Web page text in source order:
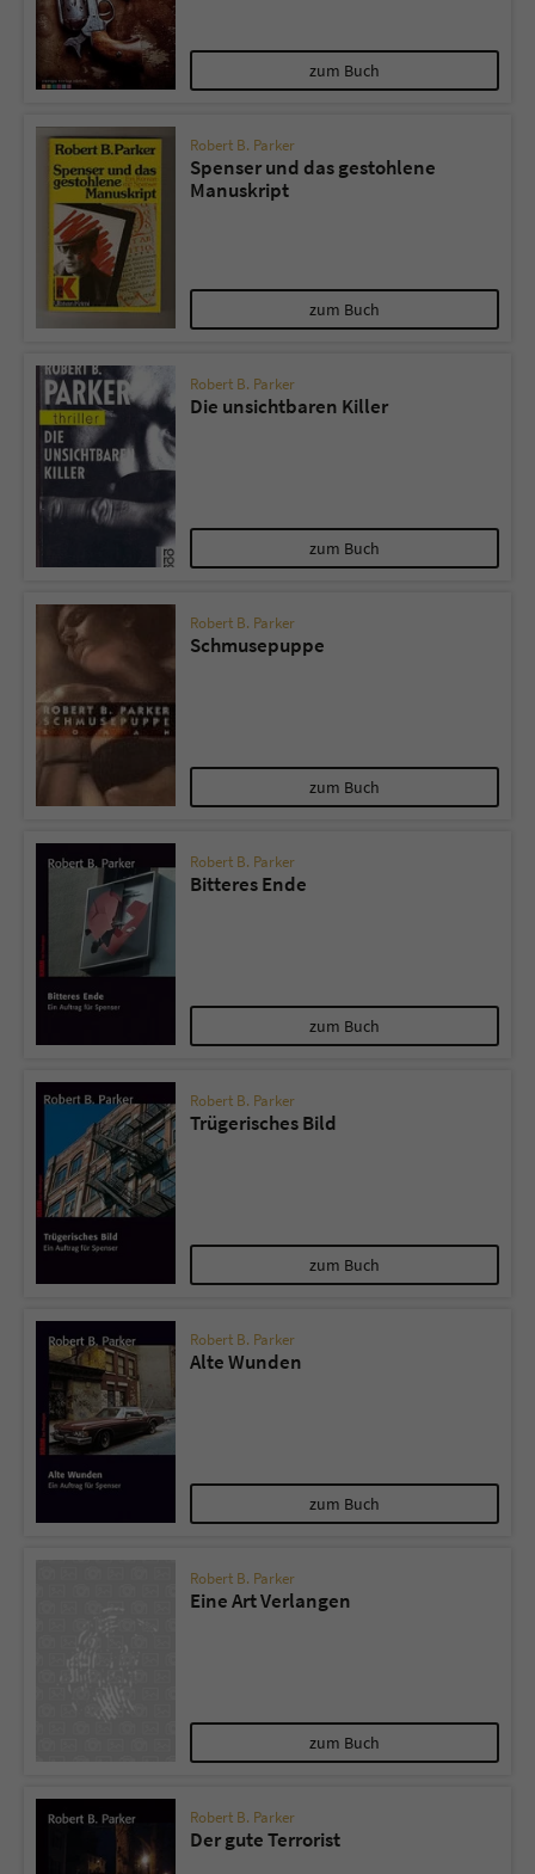
zum Buch
Robert B. Parker
Spenser und das gestohlene
Manuskript
zum Buch
Robert B. Parker
Die unsichtbaren Killer
zum Buch
Robert B. Parker
Schmusepuppe
zum Buch
Robert B. Parker
Bitteres Ende
zum Buch
Robert B. Parker
Trügerisches Bild
zum Buch
Robert B. Parker
Alte Wunden
zum Buch
Robert B. Parker
Eine Art Verlangen
zum Buch
Robert B. Parker
Der gute Terrorist